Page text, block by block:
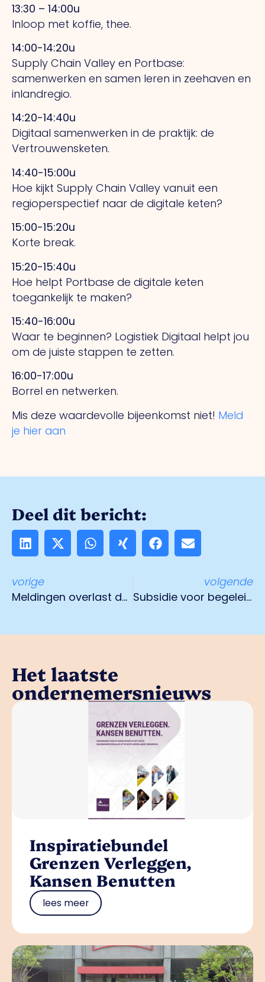
13:30 – 14:00u
Inloop met koffie, thee.
14:00-14:20u
Supply Chain Valley en Portbase:
samenwerken en samen leren in zeehaven en
inlandregio.
14:20-14:40u
Digitaal samenwerken in de praktijk: de
Vertrouwensketen.
14:40-15:00u
Hoe kijkt Supply Chain Valley vanuit een
regioperspectief naar de digitale keten?
15:00-15:20u
Korte break.
15:20-15:40u
Hoe helpt Portbase de digitale keten
toegankelijk te maken?
15:40-16:00u
Waar te beginnen? Logistiek Digitaal helpt jou
om de juiste stappen te zetten.
16:00-17:00u
Borrel en netwerken.
Mis deze waardevolle bijeenkomst niet! Meld
je hier aan
Deel dit bericht:
vorige
Meldingen overlast door steenmarters
volgende
Subsidie voor begeleiding statushouders
Het laatste
ondernemersnieuws
Inspiratiebundel
Grenzen Verleggen,
Kansen Benutten
lees meer